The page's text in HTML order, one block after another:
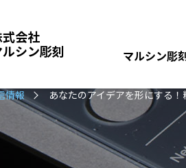
会社
ルシン彫刻
マルシン彫
情報 あなたのアイデアを形にする